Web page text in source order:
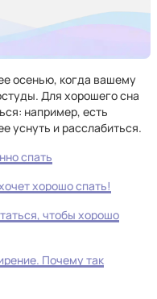
осенью, когда вашему
Для хорошего сна
например, есть
уснуть и расслабиться.
спать
хорошо спать!
чтобы хорошо
Почему так